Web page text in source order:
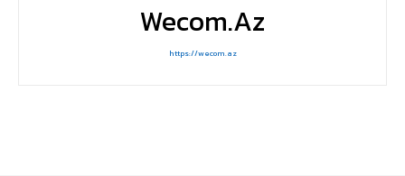
Wecom.az
https://wecom.az